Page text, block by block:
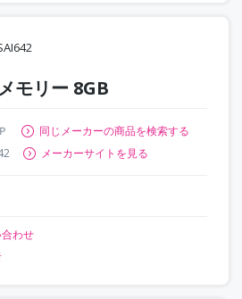
モリー 8GB
同じメーカーの商品を検索する
メーカーサイトを見る
わせ